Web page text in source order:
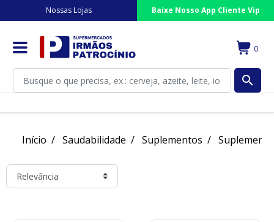
Nossas Lojas Baixe Nosso App Cliente Vip
0
search
Início Saudabilidade Suplementos